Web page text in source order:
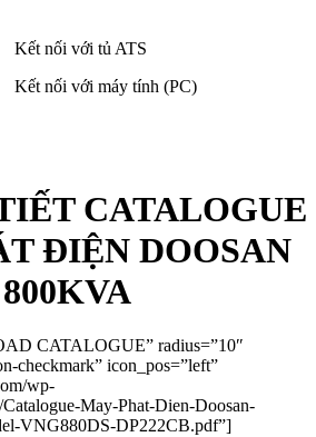
Kết nối với tủ ATS
Kết nối với máy tính (PC)
CATALOGUE
ĐIỆN DOOSAN
800KVA
CATALOGUE” radius=”10″
checkmark” icon_pos=”left”
wp-
May-Phat-Dien-Doosan-
VNG880DS-DP222CB.pdf”]